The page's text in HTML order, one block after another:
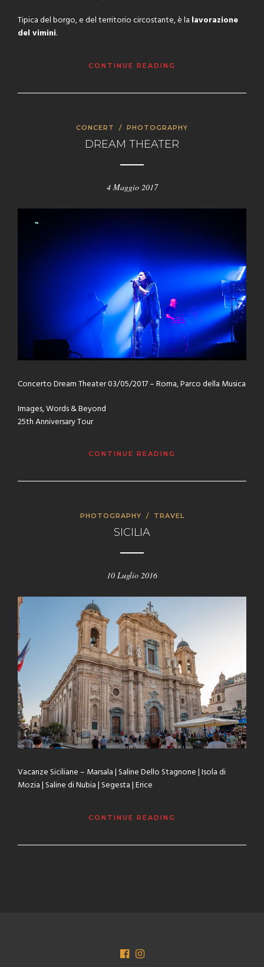
Tipica del borgo, e del territorio circostante, è la lavorazione
del vimini.
CONTINUE READING
CONCERT / PHOTOGRAPHY
DREAM THEATER
4 Maggio 2017
Concerto Dream Theater 03/05/2017 – Roma, Parco della Musica
Images, Words & Beyond
25th Anniversary Tour
CONTINUE READING
PHOTOGRAPHY / TRAVEL
SICILIA
10 Luglio 2016
Vacanze Siciliane – Marsala | Saline Dello Stagnone | Isola di
Mozia | Saline di Nubia | Segesta | Erice
CONTINUE READING